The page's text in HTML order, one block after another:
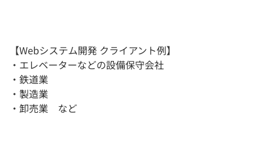
【Webシステム開発 クライアント例】
・エレベーターなどの設備保守会社
・鉄道業
・製造業
・卸売業 など